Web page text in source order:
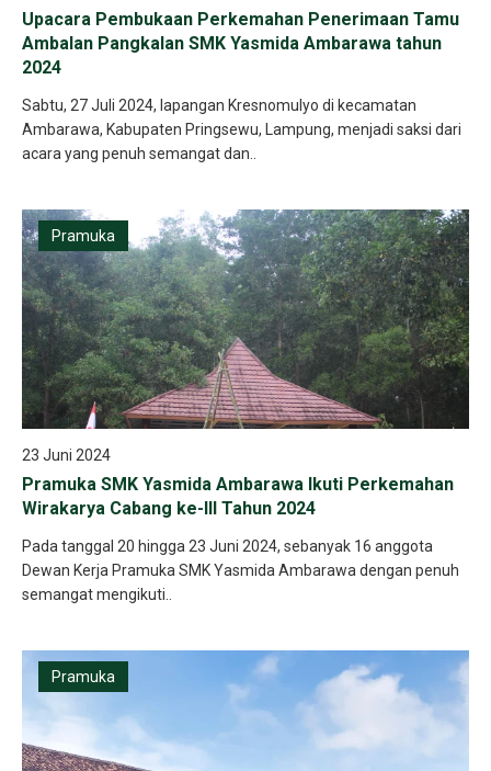
Upacara Pembukaan Perkemahan Penerimaan Tamu
Ambalan Pangkalan SMK Yasmida Ambarawa tahun
2024
Sabtu, 27 Juli 2024, lapangan Kresnomulyo di kecamatan
Ambarawa, Kabupaten Pringsewu, Lampung, menjadi saksi dari
acara yang penuh semangat dan..
Pramuka
23 Juni 2024
Pramuka SMK Yasmida Ambarawa Ikuti Perkemahan
Wirakarya Cabang ke-III Tahun 2024
Pada tanggal 20 hingga 23 Juni 2024, sebanyak 16 anggota
Dewan Kerja Pramuka SMK Yasmida Ambarawa dengan penuh
semangat mengikuti..
Pramuka